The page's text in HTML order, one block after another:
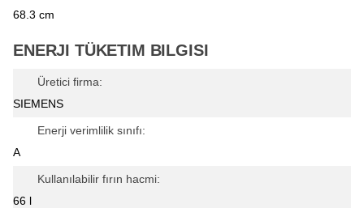
68.3 cm
ENERJI TÜKETIM BILGISI
Üretici firma:
SIEMENS
Enerji verimlilik sınıfı:
A
Kullanılabilir fırın hacmi:
66 l